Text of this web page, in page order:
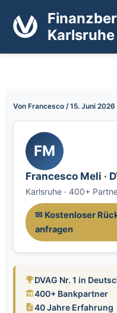
Inhalt
springen
Karlsruhe
Von Francesco/15. Juni 2026
FM
Francesco Meli ·
Karlsruhe · 400+
✉ Kostenloser
anfragen
DVAG Nr. 1 in
400+ Bankpartner
40 Jahre Erfahrung